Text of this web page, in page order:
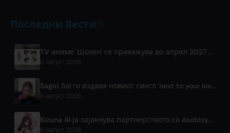
Последни Вести
TV аниме 'Шозен' се прикажува во април 2027 на Fuji TV
6 август 2026
Sagiri Sol го издава новиот сингл 'next to your love' по паузата
6 август 2026
Kizuna AI ja зајакнува партнерството со Asobisystem пред светската турнеја за 10-годишниот јубилеј
6 август 2026